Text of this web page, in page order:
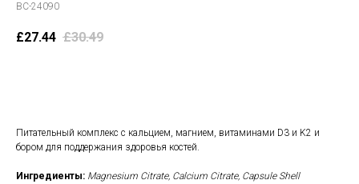
BC-24090
£27.44 £30.49
Питательный комплекс с кальцием, магнием, витаминами D3 и K2 и
бором для поддержания здоровья костей.
Ингредиенты: Magnesium Citrate, Calcium Citrate, Capsule Shell